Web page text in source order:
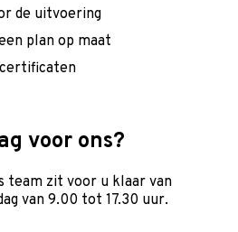
de uitvoering
plan op maat
voor ons?
team zit voor u klaar van
van 9.00 tot 17.30 uur.